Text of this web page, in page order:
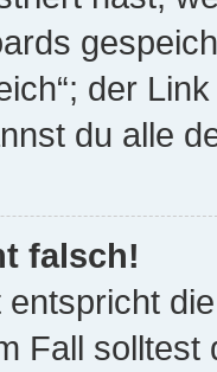
der
du alle
falsch!
Fall solltest